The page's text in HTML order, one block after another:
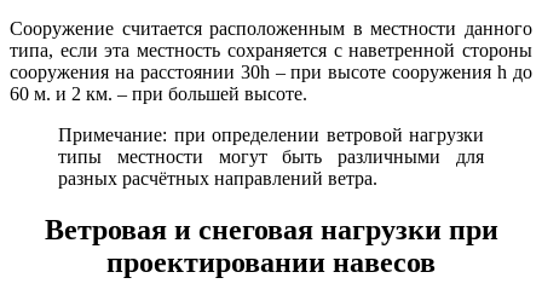
Сооружение считается расположенным в местности данного
типа, если эта местность сохраняется с наветренной стороны
сооружения на расстоянии 30h – при высоте сооружения h до
60 м. и 2 км. – при большей высоте.
Примечание: при определении ветровой нагрузки
типы местности могут быть различными для
разных расчётных направлений ветра.
Ветровая и снеговая нагрузки при
проектировании навесов